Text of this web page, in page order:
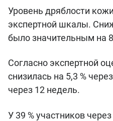
Уровень дряблости
экспертной шкалы.
было значительным на
Согласно экспертной
снизилась на 5,3 %
через 12 недель.
У 39 % участников